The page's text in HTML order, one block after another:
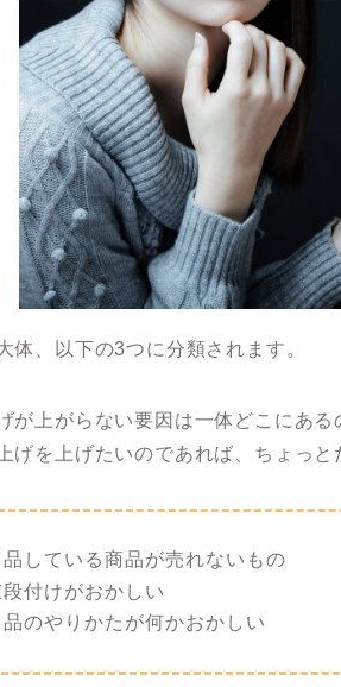
体、以下の3つに分類されます。
が上がらない要因は一体どこにあ
げを上げたいのであれば、ちょっと
品している商品が売れないもの
付けがおかしい
品のやりかたが何かおかしい